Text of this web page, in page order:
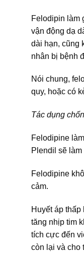
Felodipin làm
vận động dạ
dài hạn, cũng
nhân bị bệnh
Nói chung,
quy, hoặc có
Tác dụng
Felodipine
Plendil sẽ
Felodipine
cảm.
Huyết áp
tăng nhịp tim
tích cực đến
còn lại và cho